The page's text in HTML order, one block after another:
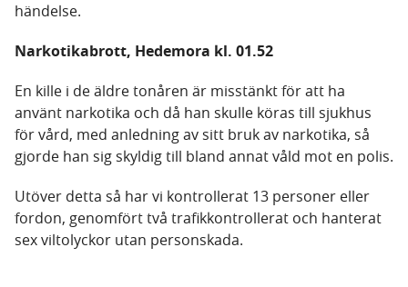
händelse.
Narkotikabrott, Hedemora kl. 01.52
En kille i de äldre tonåren är misstänkt för att ha
använt narkotika och då han skulle köras till sjukhus
för vård, med anledning av sitt bruk av narkotika, så
gjorde han sig skyldig till bland annat våld mot en polis.
Utöver detta så har vi kontrollerat 13 personer eller
fordon, genomfört två trafikkontrollerat och hanterat
sex viltolyckor utan personskada.